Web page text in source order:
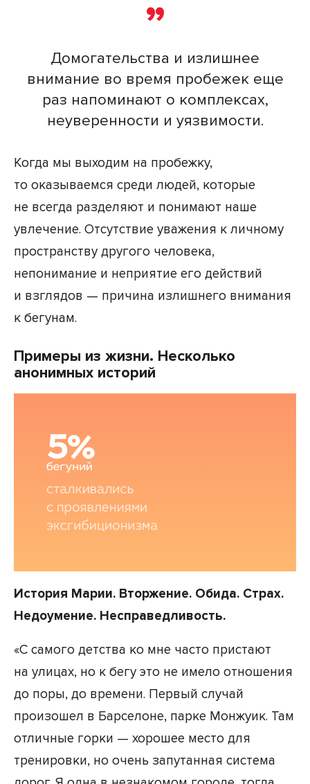
Домогательства и излишнее
внимание во время пробежек еще
раз напоминают о комплексах,
неуверенности и уязвимости.
Когда мы выходим на пробежку,
то оказываемся среди людей, которые
не всегда разделяют и понимают наше
увлечение. Отсутствие уважения к личному
пространству другого человека,
непонимание и неприятие его действий
и взглядов — причина излишнего внимания
к бегунам.
Примеры из жизни. Несколько
анонимных историй
История Марии. Вторжение. Обида. Страх.
Недоумение. Несправедливость.
«С самого детства ко мне часто пристают
на улицах, но к бегу это не имело отношения
до поры, до времени. Первый случай
произошел в Барселоне, парке Монжуик. Там
отличные горки — хорошее место для
тренировки, но очень запутанная система